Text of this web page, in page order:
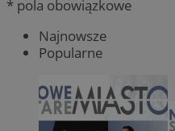
* pola obowiązkowe
Najnowsze
Popularne